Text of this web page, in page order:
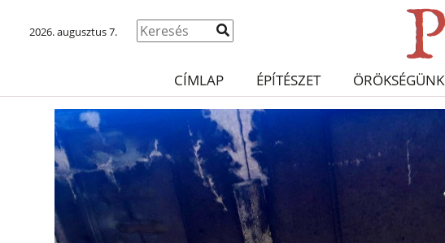
2026. augusztus 7.
CÍMLAP ÉPÍTÉSZET ÖRÖKSÉGÜNK